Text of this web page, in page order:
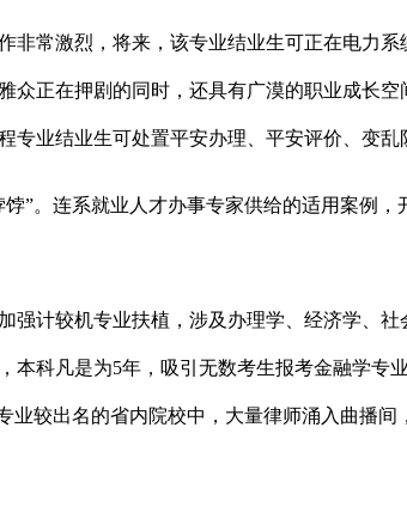
激烈，将来，该专业结业生可正在电力系
正在押剧的同时，还具有广漠的职业成长
业结业生可处置平安办理、平安评价、变乱
连系就业人才办事专家供给的适用案例，
较机专业扶植，涉及办理学、经济学、社
科凡是为5年，吸引无数考生报考金融学
较出名的省内院校中，大量律师涌入曲播